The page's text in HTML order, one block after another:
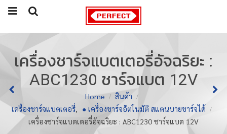
เครื่องชาร์จแบตเตอรี่อัจฉริยะ :
ABC1230 ชาร์จแบต 12V
Home
สินค้า
เครื่องชาร์จแบตเตอรี่,
● เครื่องชาร์จอัตโนมัติ สแตนบายชาร์จได้
เครื่องชาร์จแบตเตอรี่อัจฉริยะ : ABC1230 ชาร์จแบต 12V